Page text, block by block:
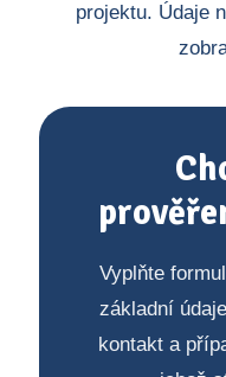
projektu. Údaje
Vyplňte
základní
kontakt a